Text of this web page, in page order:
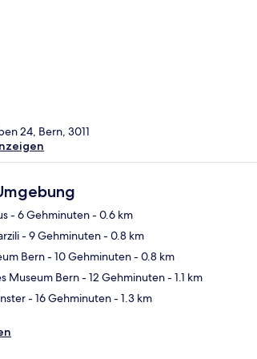
24, Bern, 3011
- 6 Gehminuten- 0.6 km
- 9 Gehminuten- 0.8 km
Bern- 10 Gehminuten- 0.8 km
Museum Bern- 12 Gehminuten- 1.1 km
- 16 Gehminuten- 1.3 km